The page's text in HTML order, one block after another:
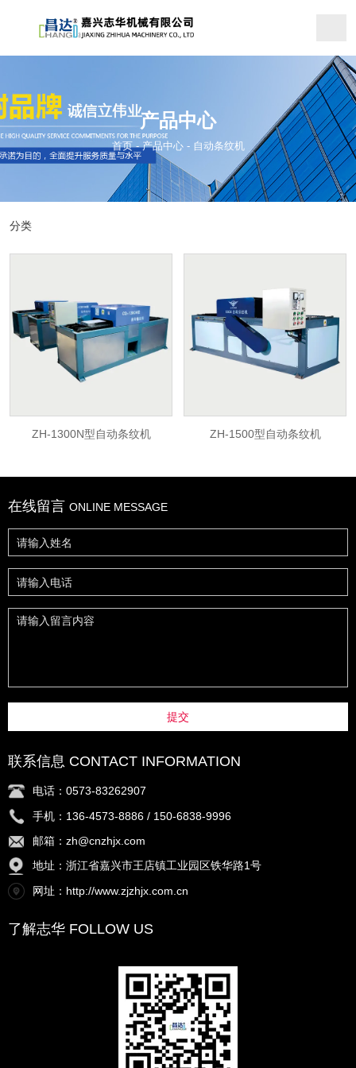
产品中心
首页-产品中心 - 自动条纹机
连续平面水磨机 自动条纹机
定厚机 自动加料机 荔面抛毛机
分类
ZH-1300N型自动条纹机 ZH-1500型自动条纹机
在线留言 ONLINE MESSAGE
提交
联系信息 CONTACT INFORMATION
电话：0573-83262907
手机：136-4573-8886 / 150-6838-9996
邮箱：zh@cnzhjx.com
地址：浙江省嘉兴市王店镇工业园区铁华路1号
网址：http://www.zjzhjx.com.cn
了解志华 FOLLOW US